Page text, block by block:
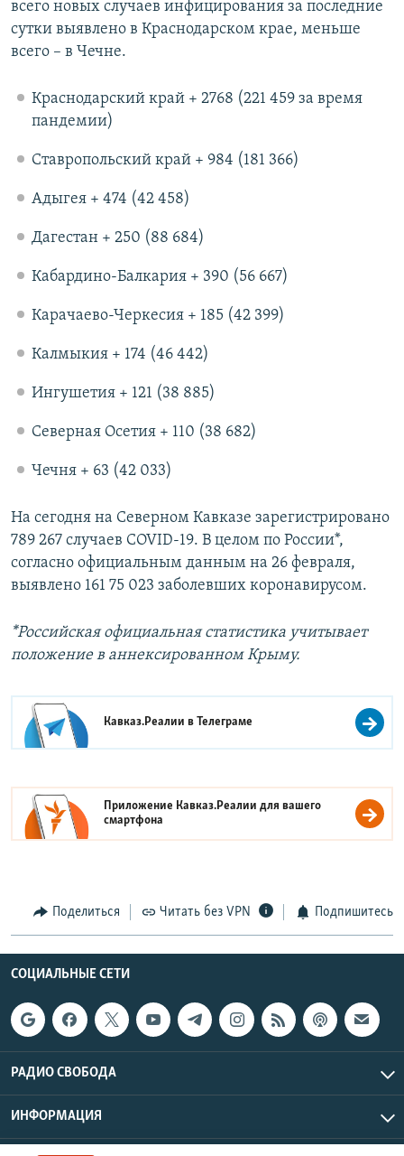
всего новых случаев инфицирования за последние
сутки выявлено в Краснодарском крае, меньше
всего – в Чечне.
Краснодарский край + 2768 (221 459 за время
пандемии)
Ставропольский край + 984 (181 366)
Адыгея + 474 (42 458)
Дагестан + 250 (88 684)
Кабардино-Балкария + 390 (56 667)
Карачаево-Черкесия + 185 (42 399)
Калмыкия + 174 (46 442)
Ингушетия + 121 (38 885)
Северная Осетия + 110 (38 682)
Чечня + 63 (42 033)
На сегодня на Северном Кавказе зарегистрировано
789 267 случаев COVID-19. В целом по России*,
согласно официальным данным на 26 февраля,
выявлено 161 75 023 заболевших коронавирусом.
*Российская официальная статистика учитывает
положение в аннексированном Крыму.
Кавказ.Реалии вТелеграме
Приложение Кавказ.Реалии для вашего
смартфона
Поделиться Читать без VPN Подпишитесь
СОЦИАЛЬНЫЕ СЕТИ
РАДИО СВОБОДА
ИНФОРМАЦИЯ